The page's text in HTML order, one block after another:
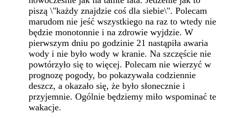
piszą \"każdy znajdzie coś dla siebie\". Polecam
marudom nie jeść wszystkiego na raz to wtedy nie
będzie monotonnie i na zdrowie wyjdzie. W
pierwszym dniu po godzinie 21 nastąpiła awaria
wody i nie było wody w kranie. Na szczęście nie
powtórzyło się to więcej. Polecam nie wierzyć w
prognozę pogody, bo pokazywała codziennie
deszcz, a okazało się, że było słonecznie i
przyjemnie. Ogólnie będziemy miło wspominać te
wakacje.